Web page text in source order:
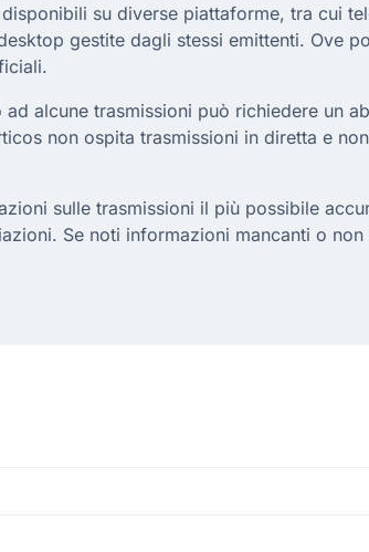
su diverse piattaforme, tra cui
gestite dagli stessi emittenti. Ove
ad alcune trasmissioni può richiedere un
non ospita trasmissioni in diretta e
sulle trasmissioni il più possibile
Se noti informazioni mancanti o